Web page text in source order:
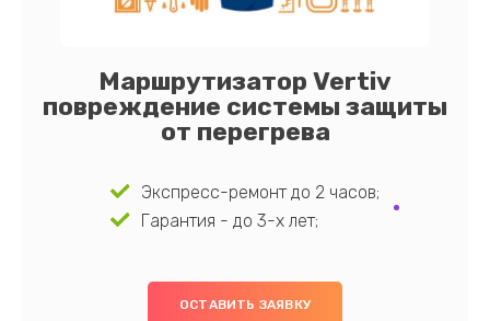
Маршрутизатор Vertiv
повреждение системы защиты
от перегрева
Экспресс-ремонт до 2 часов;
Гарантия - до 3-х лет;
ОСТАВИТЬ ЗАЯВКУ